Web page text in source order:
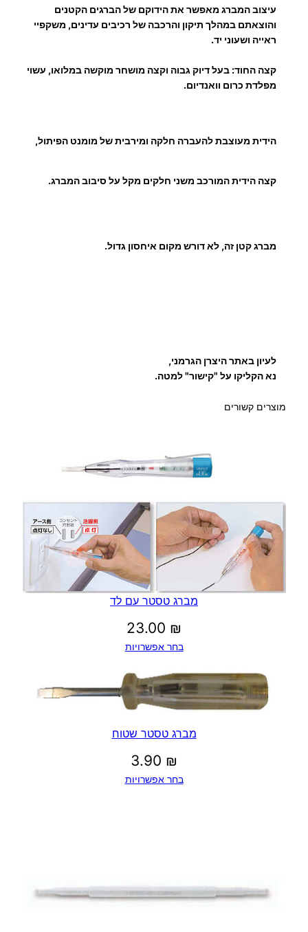
עיצוב המברג מאפשר את הידוקם של הברגים הקטנים
והוצאתם במהלך תיקון והרכבה של רכיבים עדינים, משקפיי
ראייה ושעוני יד.
קצה החוד: בעל דיוק גבוה וקצה מושחר מוקשה במלואו, עשוי
מפלדת כרום וואנדיום.
הידית מעוצבת להעברה חלקה ומירבית של מומנט הפיתול,
קצה הידית המורכב משני חלקים מקל על סיבוב המברג.
מברג קטן זה, לא דורש מקום איחסון גדול.
לעיון באתר היצרן הגרמני,
נא הקליקו על "קישור" למטה.
מוצרים קשורים
מברג טסטר עם לד
23.00 ₪
בחר אפשרויות
מברג טסטר שטוח
3.90 ₪
בחר אפשרויות